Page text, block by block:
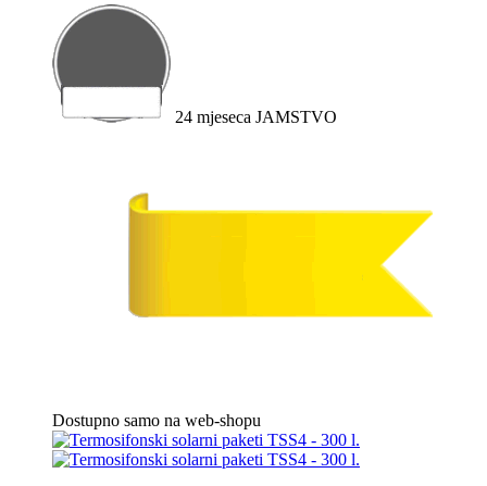
24 mjeseca JAMSTVO
Dostupno samo na web-shopu